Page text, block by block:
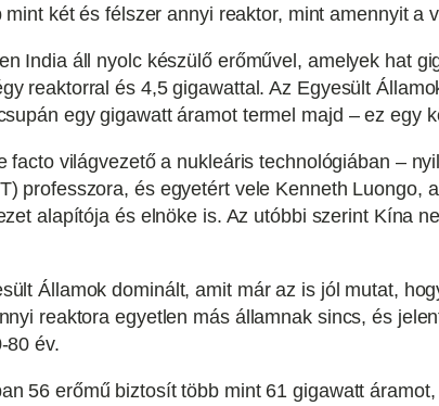
mint két és félszer annyi reaktor, mint amennyit a
India áll nyolc készülő erőművel, amelyek hat
reaktorral és 4,5 gigawattal. Az Egyesült
egy gigawatt áramot termel majd – ez egy
facto világvezető a nukleáris technológiában –
professzora, és egyetért vele Kenneth
alapítója és elnöke is. Az utóbbi szerint Kína
Államok dominált, amit már az is jól mutat,
reaktora egyetlen más államnak sincs, és
80 év.
56 erőmű biztosít több mint 61 gigawatt